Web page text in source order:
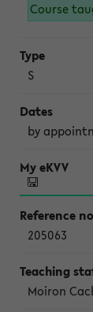
Course
S
by
205063
Moiron